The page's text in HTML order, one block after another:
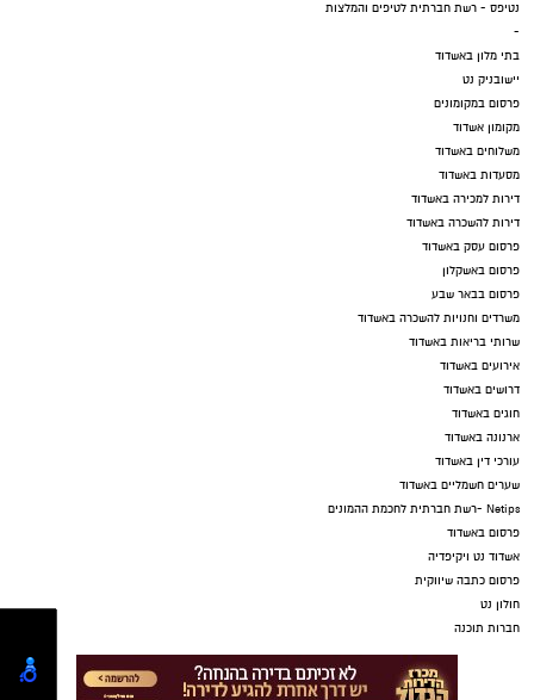
נטיפס - רשת חברתית לטיפים והמלצות
-
בתי מלון באשדוד
יישובניק נט
פרסום במקומונים
מקומון אשדוד
משלוחים באשדוד
מסעדות באשדוד
דירות למכירה באשדוד
דירות להשכרה באשדוד
פרסום עסק באשדוד
פרסום באשקלון
פרסום בבאר שבע
משרדים וחנויות להשכרה באשדוד
שרותי בריאות באשדוד
אירועים באשדוד
דרושים באשדוד
חוגים באשדוד
ארנונה באשדוד
עורכי דין באשדוד
שערים חשמליים באשדוד
Netips -רשת חברתית לחכמת ההמונים
פרסום באשדוד
אשדוד נט ויקיפדיה
פרסום כתבה שיווקית
חולון נט
חברות תוכנה